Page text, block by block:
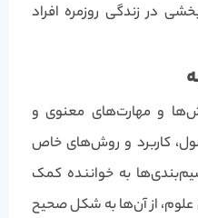
در زندگی روزمره افراد
و مهارت‌های معنوی و
کاربرد و روش‌های خاص
به خواننده کمک
از آن‌ها به شکل صحیح